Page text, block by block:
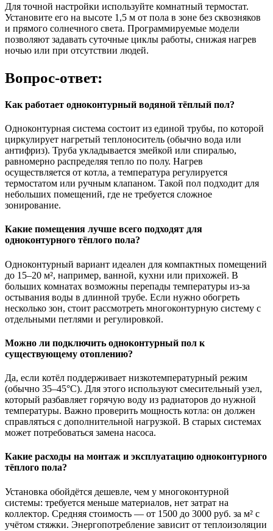
Для точной настройки используйте комнатный термостат.
Установите его на высоте 1,5 м от пола в зоне без сквозняков
и прямого солнечного света. Программируемые модели
позволяют задавать суточные циклы работы, снижая нагрев
ночью или при отсутствии людей.
Вопрос-ответ:
Как работает одноконтурный водяной тёплый пол?
Одноконтурная система состоит из единой трубы, по которой
циркулирует нагретый теплоноситель (обычно вода или
антифриз). Труба укладывается змейкой или спиралью,
равномерно распределяя тепло по полу. Нагрев
осуществляется от котла, а температура регулируется
термостатом или ручным клапаном. Такой пол подходит для
небольших помещений, где не требуется сложное
зонирование.
Какие помещения лучше всего подходят для
одноконтурного тёплого пола?
Одноконтурный вариант идеален для компактных помещений
до 15–20 м², например, ванной, кухни или прихожей. В
больших комнатах возможны перепады температуры из-за
остывания воды в длинной трубе. Если нужно обогреть
несколько зон, стоит рассмотреть многоконтурную систему с
отдельными петлями и регулировкой.
Можно ли подключить одноконтурный пол к
существующему отоплению?
Да, если котёл поддерживает низкотемпературный режим
(обычно 35–45°C). Для этого используют смесительный узел,
который разбавляет горячую воду из радиаторов до нужной
температуры. Важно проверить мощность котла: он должен
справляться с дополнительной нагрузкой. В старых системах
может потребоваться замена насоса.
Какие расходы на монтаж и эксплуатацию одноконтурного
тёплого пола?
Установка обойдётся дешевле, чем у многоконтурной
системы: требуется меньше материалов, нет затрат на
коллектор. Средняя стоимость — от 1500 до 3000 руб. за м² с
учётом стяжки. Энергопотребление зависит от теплоизоляции